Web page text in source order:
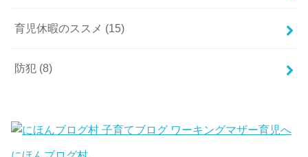
育児休暇のススメ (15)
防犯 (8)